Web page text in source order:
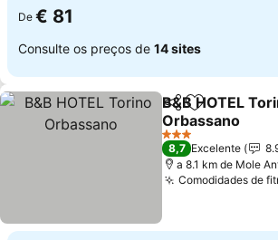
De € 81
Consulte os preços de 14 sites
PartilharAdicionar
B&B HOTEL
Orbassano
Ver preços
3 Estrelas
8,7 Excelente
a 8.1 km de Mole
Comodidades de